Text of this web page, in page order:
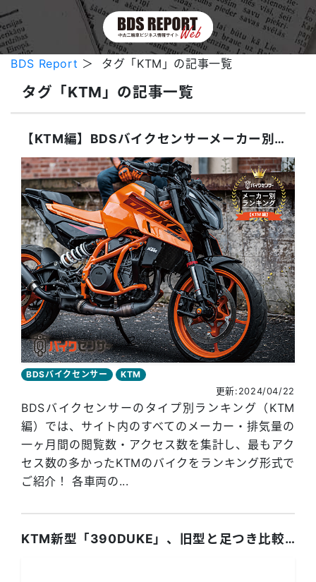
BDS Report ＞ タグ「KTM」の記事一覧
タグ「KTM」の記事一覧
BDSバイクセンサー
KTM
更新:2024/04/22
【KTM編】BDSバイクセンサーメーカー別ランキング
BDSバイクセンサーのタイプ別ランキング（KTM
編）では、サイト内のすべてのメーカー・排気量の
一ヶ月間の閲覧数・アクセス数を集計し、最もアク
セス数の多かったKTMのバイクをランキング形式で
ご紹介！ 各車両の...
KTM新型「390DUKE」、旧型と足つき比較インプレ！